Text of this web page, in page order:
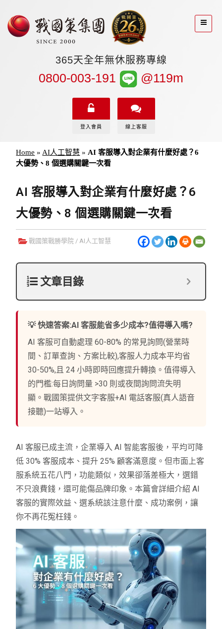
365天全年無休服務專線
0800-003-191 @119m
登入會員 線上客服
Home »AI人工智慧 »AI 客服導入對企業有什麼好處？6
大優勢、8 個選購關鍵一次看
AI 客服導入對企業有什麼好處？6
大優勢、8 個選購關鍵一次看
戰國策戰勝學院 /AI人工智慧
文章目錄
💡 快速答案:AI 客服能省多少成本?值得導入嗎?
AI 客服可自動處理 60-80% 的常見詢問(營業時
間、訂單查詢、方案比較),客服人力成本平均省
30-50%,且 24 小時即時回應提升轉換。值得導入
的門檻:每日詢問量 >30 則或夜間詢問流失明
顯。戰國策提供文字客服+AI 電話客服(真人語音
接聽)一站導入。
AI 客服已成主流，企業導入 AI 智能客服後，平均可降
低 30% 客服成本、提升 25% 顧客滿意度。但市面上客
服系統五花八門，功能類似，效果卻落差極大，選錯
不只浪費錢，還可能傷品牌印象。本篇會詳細介紹 AI
客服的實際效益、選系統該注意什麼、成功案例，讓
你不再花冤枉錢。